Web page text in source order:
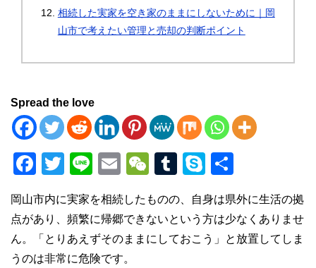
相続した実家を空き家のままにしないために｜岡
山市で考えたい管理と売却の判断ポイント
Spread the love
F
a
c
e
b
T
wi
tt
er
Li
n
e
E
ail
W
C
h
T
m
bl
S
p
e
岡山市内に実家を相続したものの、自身は県外に生活の拠
点があり、頻繁に帰郷できないという方は少なくありませ
ん。「とりあえずそのままにしておこう」と放置してしま
うのは非常に危険です。